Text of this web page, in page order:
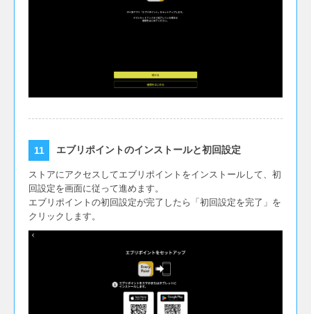
エブリポイントのインストールと初回設定
ストアにアクセスしてエブリポイントをインストールして、初
回設定を画面に従って進めます。
エブリポイントの初回設定が完了したら「初回設定を完了」を
クリックします。